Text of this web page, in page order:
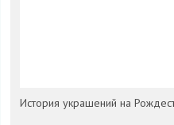
История украшений на